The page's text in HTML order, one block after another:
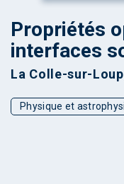
Propriétés
interfaces
La Colle-sur-
Physique et